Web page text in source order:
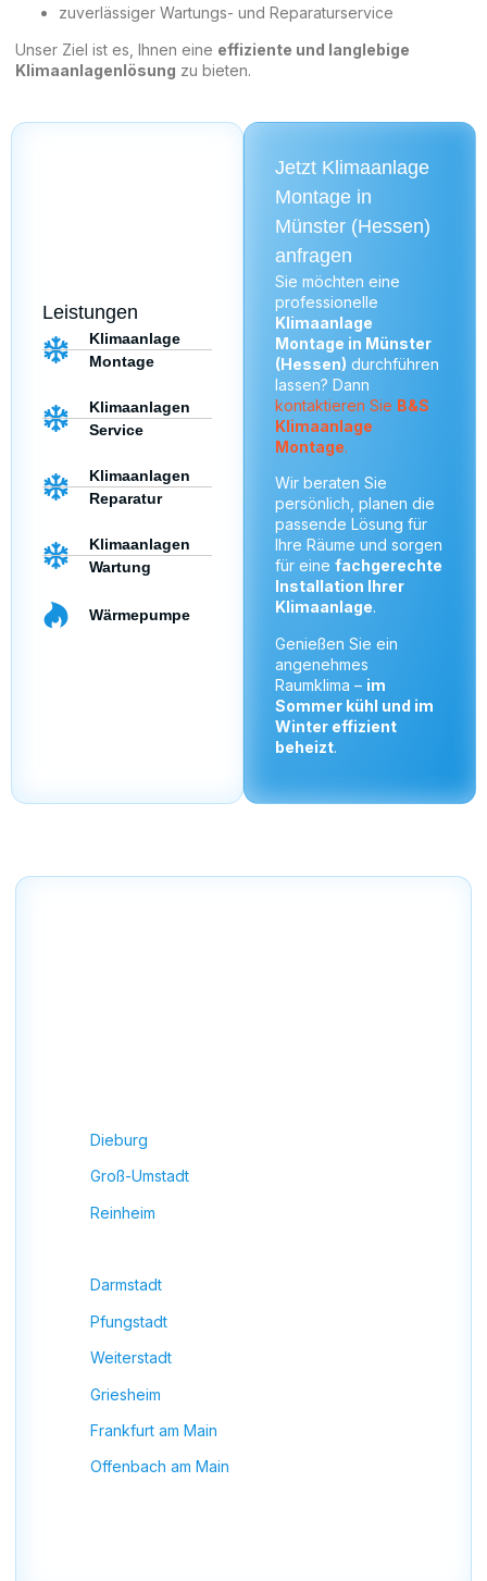
zuverlässiger Wartungs- und Reparaturservice
Unser Ziel ist es, Ihnen eine effiziente und langlebige
Klimaanlagenlösung zu bieten.
Leistungen
Klimaanlage
Montage
Klimaanlagen
Service
Klimaanlagen
Reparatur
Klimaanlagen
Wartung
Wärmepumpe
Jetzt Klimaanlage
Montage in
Münster (Hessen)
anfragen
Sie möchten eine
professionelle
Klimaanlage
Montage in Münster
(Hessen) durchführen
lassen? Dann
kontaktieren Sie B&S
Klimaanlage
Montage.
Wir beraten Sie
persönlich, planen die
passende Lösung für
Ihre Räume und sorgen
für eine fachgerechte
Installation Ihrer
Klimaanlage.
Genießen Sie ein
angenehmes
Raumklima – im
Sommer kühl und im
Winter effizient
beheizt.
Dieburg
Groß-Umstadt
Reinheim
Darmstadt
Pfungstadt
Weiterstadt
Griesheim
Frankfurt am Main
Offenbach am Main